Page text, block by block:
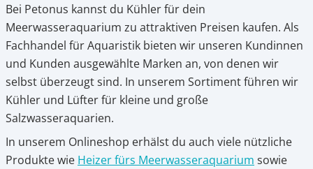
Bei Petonus kannst du Kühler für dein
Meerwasseraquarium zu attraktiven Preisen kaufen. Als
Fachhandel für Aquaristik bieten wir unseren Kundinnen
und Kunden ausgewählte Marken an, von denen wir
selbst überzeugt sind. In unserem Sortiment führen wir
Kühler und Lüfter für kleine und große
Salzwasseraquarien.
In unserem Onlineshop erhälst du auch viele nützliche
Produkte wie Heizer fürs Meerwasseraquarium sowie